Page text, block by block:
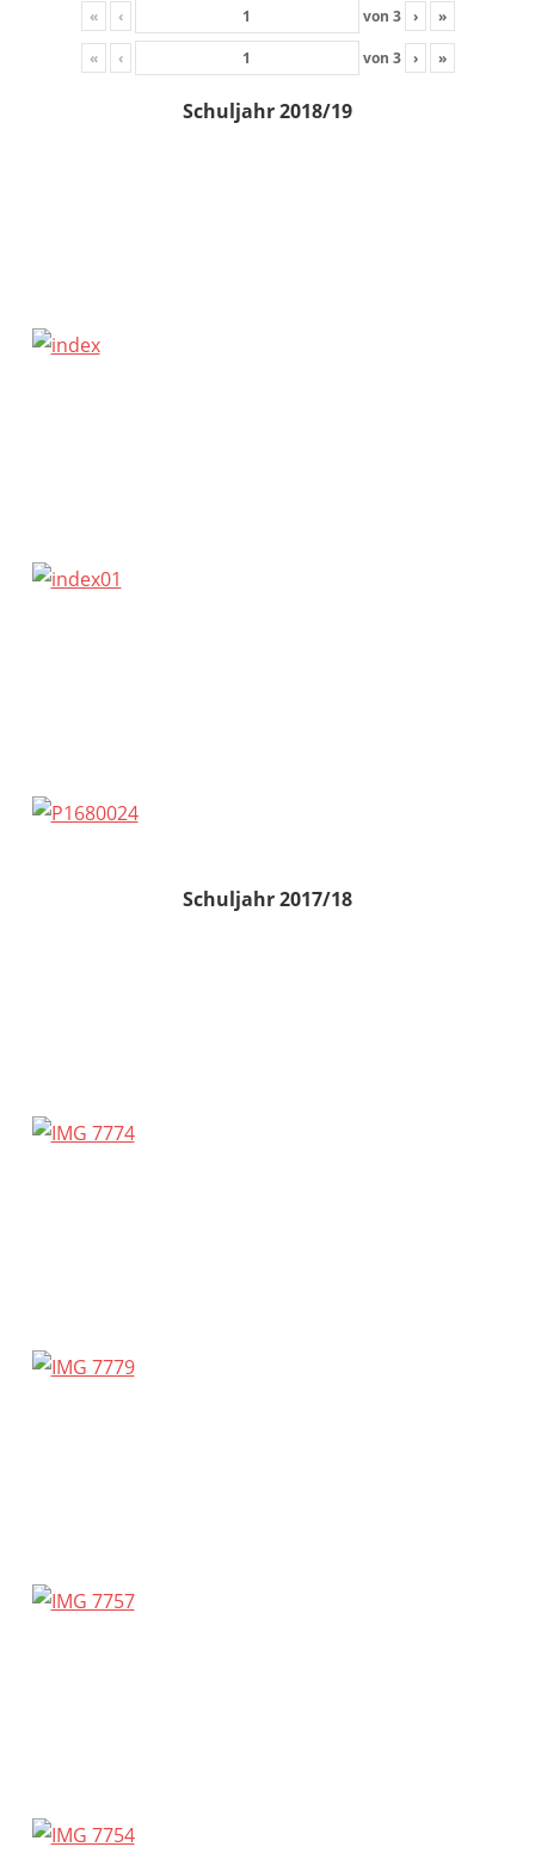
« ‹ von 3 › »
« ‹ von 3 › »
Schuljahr 2018/19
Schuljahr 2017/18